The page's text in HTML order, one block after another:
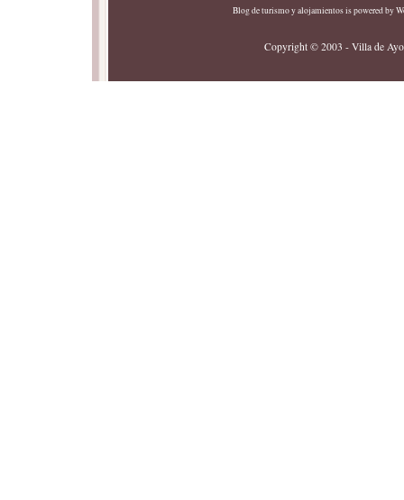
Blog de turismo y alojamientosis powered by
Copyright © 2003 - Villa de